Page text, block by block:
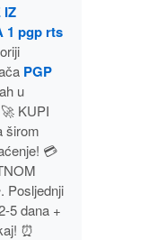
IZ
1 pgp rts
PGP
u
KUPI
širom
💳
Posljednji
5 dana +
⏰